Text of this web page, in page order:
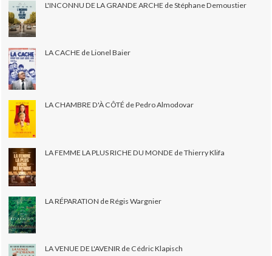
L'INCONNU DE LA GRANDE ARCHE de Stéphane Demoustier
LA CACHE de Lionel Baier
LA CHAMBRE D'À CÔTÉ de Pedro Almodovar
LA FEMME LA PLUS RICHE DU MONDE de Thierry Klifa
LA RÉPARATION de Régis Wargnier
LA VENUE DE L'AVENIR de Cédric Klapisch